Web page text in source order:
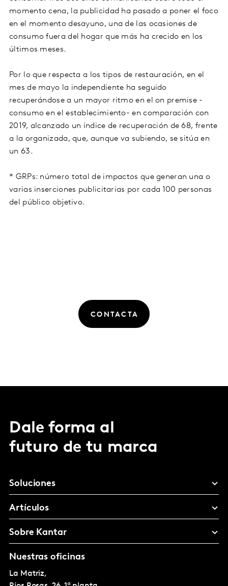
momento cena, la publicidad ha pasado a poner el foco
en el momento desayuno, una de las ocasiones de
consumo fuera del hogar que más ha crecido en los
últimos meses.
Por lo que respecta a los tipos de restauración, en el
mes de mayo la independiente ha seguido
recuperándose a un mayor ritmo en el on premise -
consumo en el establecimiento- en comparación con
2019, alcanzado un índice de recuperación de 68, frente
a la organizada, que, aunque va subiendo, se sitúa en
un 63.
* GRPs: número total de impactos que generan una o
varias inserciones publicitarias por cada 100 personas
del público objetivo.
CONTACTA
Dale forma al
futuro de tu marca
Soluciones
Artículos
Sobre Kantar
Nuestras oficinas
La Matriz,